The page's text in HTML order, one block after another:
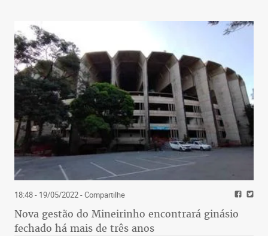
18:48 - 19/05/2022- Compartilhe
Nova gestão do Mineirinho encontrará ginásio
fechado há mais de três anos